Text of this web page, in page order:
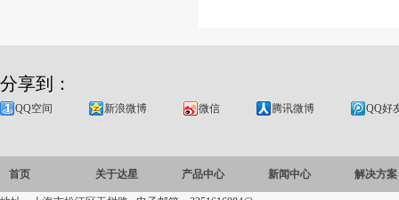
分享到：
QQ空间 新浪微博 微信 腾讯微博 QQ好
首页 关于达星 产品中心 新闻中心 解决方案